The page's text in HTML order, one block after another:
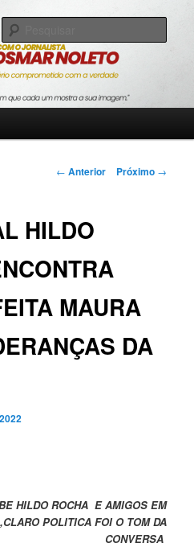
a verdade
Navegação
← Anterior Próximo →
HILDO
MAURA
DA
HILDO ROCHA E AMIGOS EM
POLITICA FOI O TOM DA
CONVERSA